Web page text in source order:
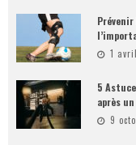
1
5
après
9